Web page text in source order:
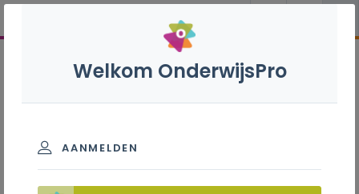
Welkom OnderwijsPro
AANMELDEN